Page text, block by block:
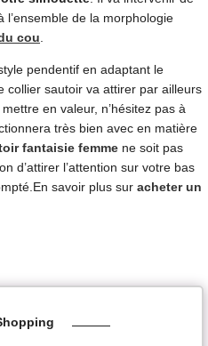
de la morphologie
cou.
pendentif en adaptant le
collier sautoir va attirer par ailleurs
en valeur, n’hésitez pas à
très bien avec en matière
fantaisie femme ne soit pas
d’attirer l’attention sur votre bas
savoir plus sur acheter un